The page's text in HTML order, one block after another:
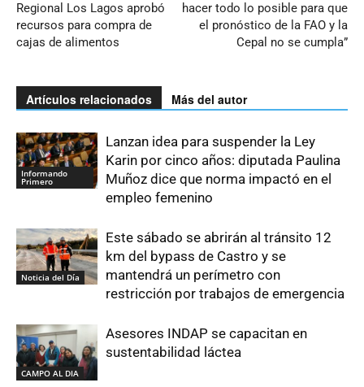
Regional Los Lagos aprobó
recursos para compra de
cajas de alimentos
hacer todo lo posible para que
el pronóstico de la FAO y la
Cepal no se cumpla”
Artículos relacionados Más del autor
Informando
Primero
Lanzan idea para suspender la Ley
Karin por cinco años: diputada Paulina
Muñoz dice que norma impactó en el
empleo femenino
Noticia del Día
Este sábado se abrirán al tránsito 12
km del bypass de Castro y se
mantendrá un perímetro con
restricción por trabajos de emergencia
CAMPO AL DIA
Asesores INDAP se capacitan en
sustentabilidad láctea